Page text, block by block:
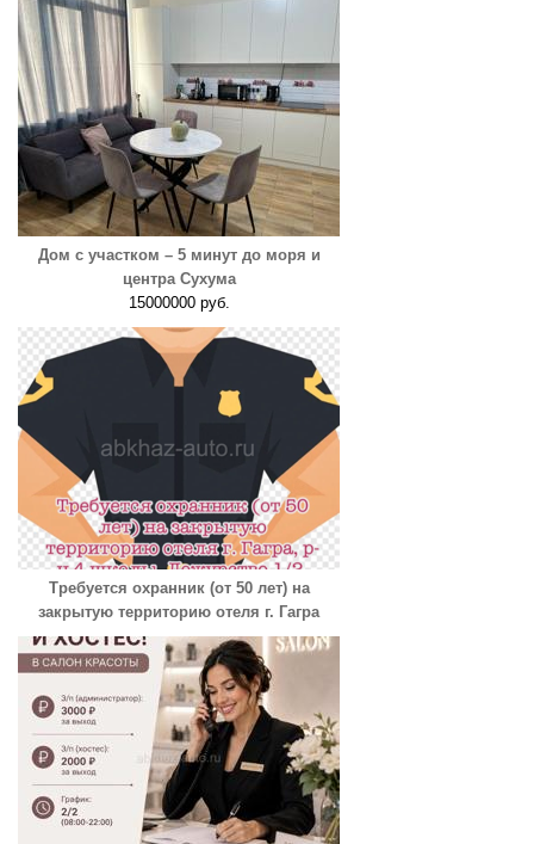
Дом с участком – 5 минут до моря и
центра Сухума
15000000 руб.
Требуется охранник (от 50 лет) на
закрытую территорию отеля г. Гагра